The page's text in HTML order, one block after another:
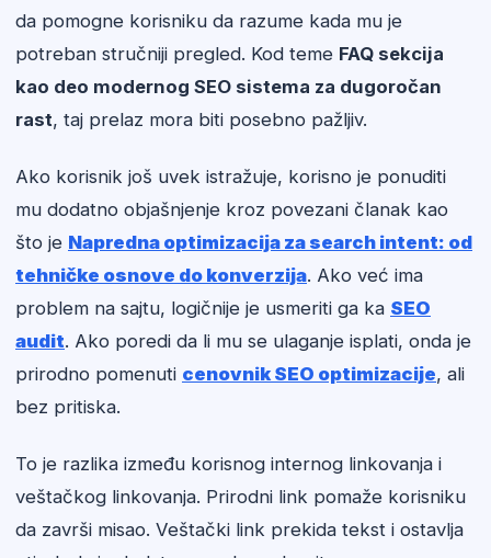
da pomogne korisniku da razume kada mu je
potreban stručniji pregled. Kod teme FAQ sekcija
kao deo modernog SEO sistema za dugoročan
rast, taj prelaz mora biti posebno pažljiv.
Ako korisnik još uvek istražuje, korisno je ponuditi
mu dodatno objašnjenje kroz povezani članak kao
što je Napredna optimizacija za search intent: od
tehničke osnove do konverzija. Ako već ima
problem na sajtu, logičnije je usmeriti ga ka SEO
audit. Ako poredi da li mu se ulaganje isplati, onda je
prirodno pomenuti cenovnik SEO optimizacije, ali
bez pritiska.
To je razlika između korisnog internog linkovanja i
veštačkog linkovanja. Prirodni link pomaže korisniku
da završi misao. Veštački link prekida tekst i ostavlja